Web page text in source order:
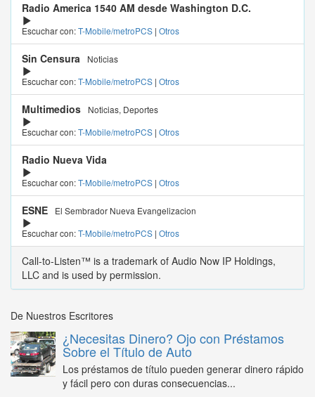
Radio America 1540 AM desde Washington D.C.
Escuchar con:T-Mobile/metroPCS | Otros
Sin Censura
Noticias
Escuchar con:T-Mobile/metroPCS | Otros
Multimedios
Noticias, Deportes
Escuchar con:T-Mobile/metroPCS | Otros
Radio Nueva Vida
Escuchar con:T-Mobile/metroPCS | Otros
ESNE
El Sembrador Nueva Evangelizacion
Escuchar con:T-Mobile/metroPCS | Otros
Call-to-Listen™ is a trademark of Audio Now IP Holdings,
LLC and is used by permission.
De Nuestros Escritores
¿Necesitas Dinero? Ojo con Préstamos
Sobre el Título de Auto
Los préstamos de título pueden generar dinero rápido
y fácil pero con duras consecuencias...